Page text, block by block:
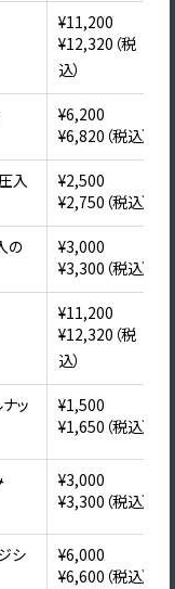
¥11,200
¥12,320（税
込）
¥6,200
¥6,820（税込）
入
¥2,500
¥2,750（税込）
の
¥3,000
¥3,300（税込）
¥11,200
¥12,320（税
込）
ッ
¥1,500
¥1,650（税込）
¥3,000
¥3,300（税込）
シ
¥6,000
¥6,600（税込）